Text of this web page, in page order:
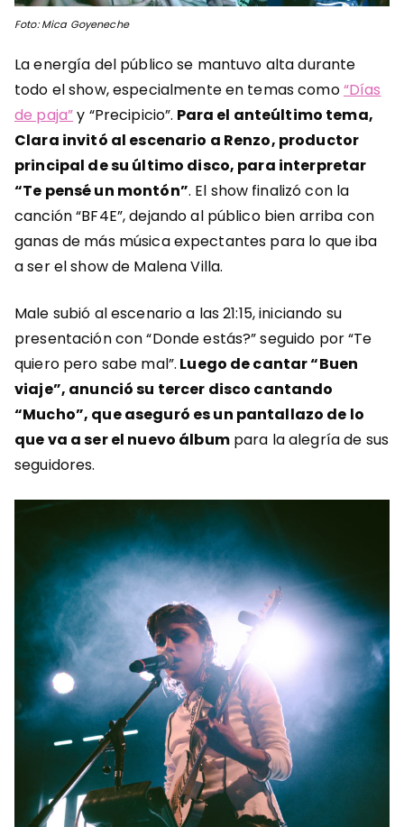
Foto: Mica Goyeneche
La energía del público se mantuvo alta durante
todo el show, especialmente en temas como“Días
de paja”y “Precipicio”. Para el anteúltimo tema,
Clara invitó al escenario a Renzo, productor
principal de su último disco, para interpretar
“Te pensé un montón”. El show finalizó con la
canción “BF4E”, dejando al público bien arriba con
ganas de más música expectantes para lo que iba
a ser el show de Malena Villa.
Male subió al escenario a las 21:15, iniciando su
presentación con “Donde estás?” seguido por “Te
quiero pero sabe mal”. Luego de cantar “Buen
viaje”, anunció su tercer disco cantando
“Mucho”, que aseguró es un pantallazo de lo
que va a ser el nuevo álbumpara la alegría de sus
seguidores.